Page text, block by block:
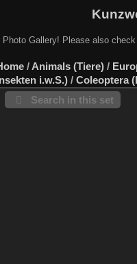
Photo Gallery! Please also
/ Animals (Tiere) /
i.w.S.) / Coleoptera
Search in this set